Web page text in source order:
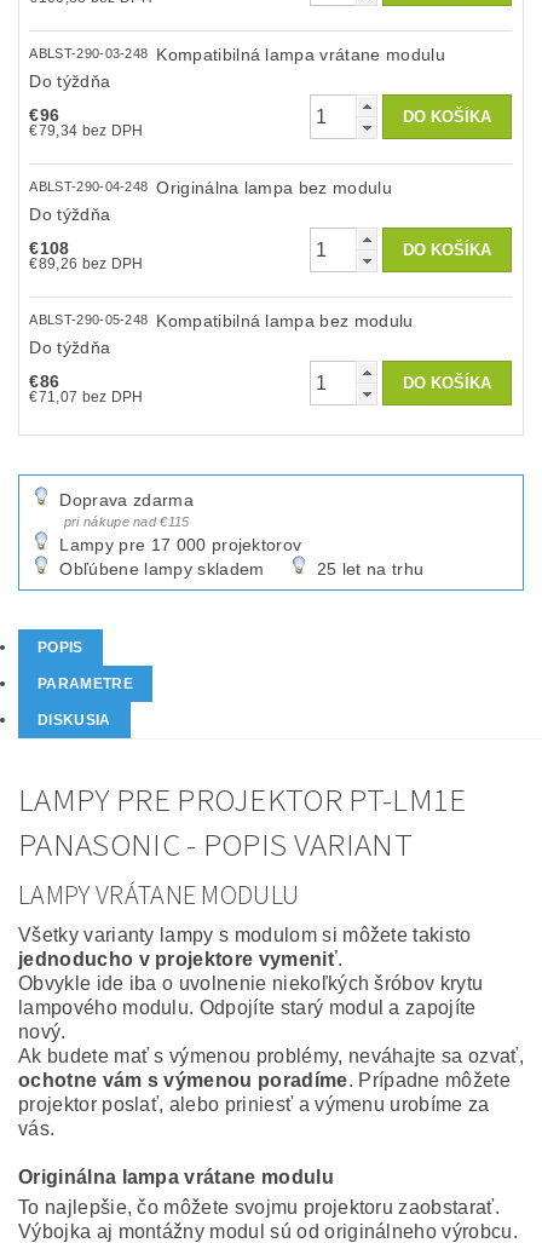
ABLST-290-03-248
Kompatibilná lampa vrátane modulu
Do týždňa
€96
€79,34 bez DPH
ABLST-290-04-248
Originálna lampa bez modulu
Do týždňa
€108
€89,26 bez DPH
ABLST-290-05-248
Kompatibilná lampa bez modulu
Do týždňa
€86
€71,07 bez DPH
Doprava zdarma
pri nákupe nad €115
Lampy pre 17 000 projektorov
Obľúbene lampy skladem
25 let na trhu
POPIS
PARAMETRE
DISKUSIA
LAMPY PRE PROJEKTOR PT-LM1E
PANASONIC - POPIS VARIANT
LAMPY VRÁTANE MODULU
Všetky varianty lampy s modulom si môžete takisto
jednoducho v projektore vymeniť.
Obvykle ide iba o uvolnenie niekoľkých šróbov krytu
lampového modulu. Odpojíte starý modul a zapojíte
nový.
Ak budete mať s výmenou problémy, neváhajte sa ozvať,
ochotne vám s výmenou poradíme. Prípadne môžete
projektor poslať, alebo priniesť a výmenu urobíme za
vás.
Originálna lampa vrátane modulu
To najlepšie, čo môžete svojmu projektoru zaobstarať.
Výbojka aj montážny modul sú od originálneho výrobcu.